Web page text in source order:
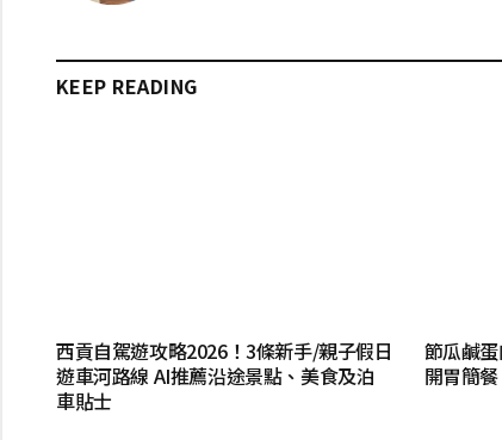
KEEP READING
西貢自駕遊攻略2026！3條新手/親子假日
遊車河路線 AI推薦沿途景點、美食及泊
車貼士
節瓜鹹
開胃簡